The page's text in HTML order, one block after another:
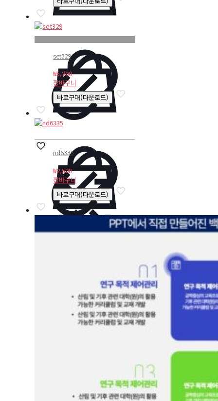
set329
₩5,200
장바구니
바로구매(다운로드)
nd6335
₩2,500
장바구니
바로구매(다운로드)